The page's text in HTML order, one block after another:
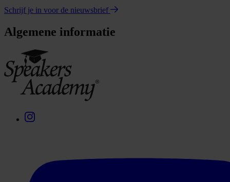
Schrijf je in voor de nieuwsbrief
Algemene informatie